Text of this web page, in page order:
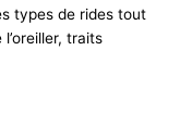
types de rides tout
traits